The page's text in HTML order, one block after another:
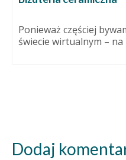
Ponieważ częściej
świecie wirtualnym – na
Dodaj